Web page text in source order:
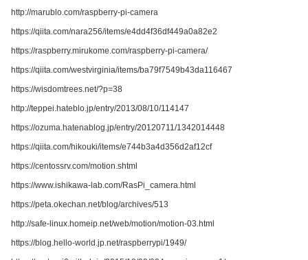
http://marublo.com/raspberry-pi-camera
https://qiita.com/nara256/items/e4dd4f36df449a0a82e2
https://raspberry.mirukome.com/raspberry-pi-camera/
https://qiita.com/westvirginia/items/ba79f7549b43da116467
https://wisdomtrees.net/?p=38
http://teppei.hateblo.jp/entry/2013/08/10/114147
https://ozuma.hatenablog.jp/entry/20120711/1342014448
https://qiita.com/hikouki/items/e744b3a4d356d2af12cf
https://centossrv.com/motion.shtml
https://www.ishikawa-lab.com/RasPi_camera.html
https://peta.okechan.net/blog/archives/513
http://safe-linux.homeip.net/web/motion/motion-03.html
https://blog.hello-world.jp.net/raspberrypi/1949/